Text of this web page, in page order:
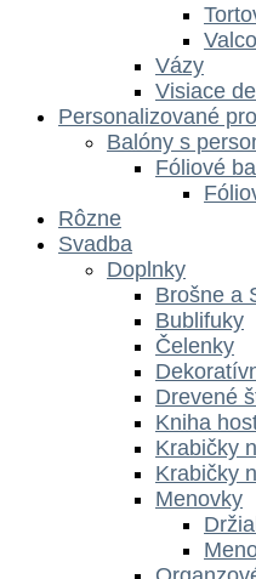
Vázy
Visiace
Personalizované
Balóny s
Fóliové
Rôzne
Svadba
Doplnky
Brošne a
Bublifuky
Čelenky
Drevené
Kniha
Krabičky
Krabičky
Menovky